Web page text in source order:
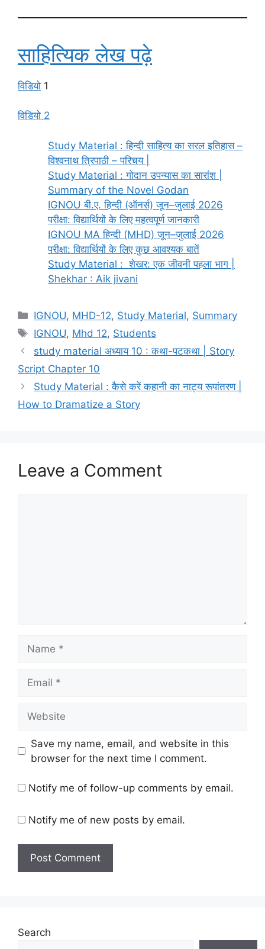
साहित्यिक लेख पढ़े
विडियो 1
विडियो 2
Study Material : हिन्दी साहित्य का सरल इतिहास –
विश्वनाथ त्रिपाठी – परिचय |
Study Material : गोदान उपन्यास का सारांश |
Summary of the Novel Godan
IGNOU बी.ए. हिन्दी (ऑनर्स) जून–जुलाई 2026
परीक्षा: विद्यार्थियों के लिए महत्वपूर्ण जानकारी
IGNOU MA हिन्दी (MHD) जून–जुलाई 2026
परीक्षा: विद्यार्थियों के लिए कुछ आवश्यक बातें
Study Material : शेखर: एक जीवनी पहला भाग |
Shekhar : Aik jivani
IGNOU, MHD-12, Study Material, Summary
IGNOU, Mhd 12, Students
study material अध्याय 10 : कथा-पटकथा | Story
Script Chapter 10
Study Material : कैसे करें कहानी का नाट्य रूपांतरण |
How to Dramatize a Story
Leave a Comment
Save my name, email, and website in this
browser for the next time I comment.
Notify me of follow-up comments by email.
Notify me of new posts by email.
Search